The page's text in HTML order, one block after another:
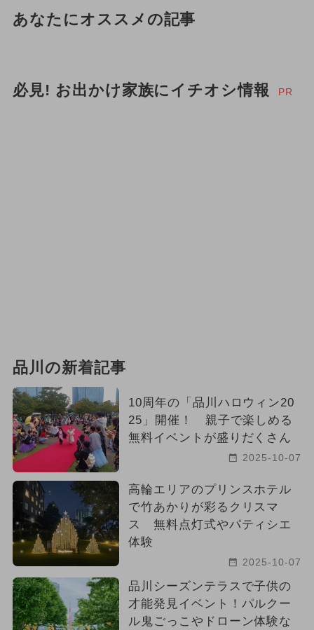
あなたにオススメの記事
必見! お出かけ家族にイチオシ情報 PR
品川の新着記事
10周年の「品川ハロウィン20
25」開催！ 親子で楽しめる
無料イベントが盛りだくさん
2025-10-07
高輪エリアのプリンスホテル
で竹あかりが彩るクリスマ
ス 無料点灯式やパティシエ
体験
2025-10-07
品川シーズンテラスで子供の
才能発見イベント！パルクー
ル鬼ごっこやドローン体験な